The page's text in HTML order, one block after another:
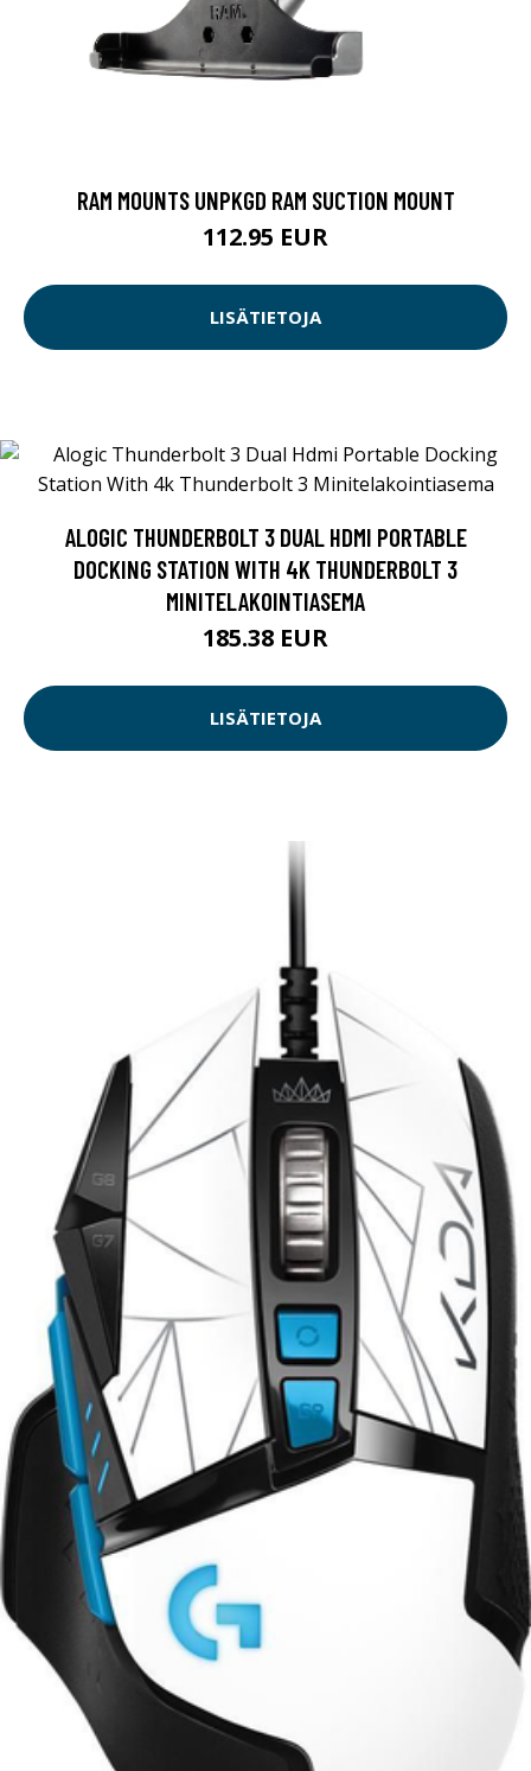
RAM MOUNTS UNPKGD RAM SUCTION MOUNT
112.95 EUR
LISÄTIETOJA
ALOGIC THUNDERBOLT 3 DUAL HDMI PORTABLE
DOCKING STATION WITH 4K THUNDERBOLT 3
MINITELAKOINTIASEMA
185.38 EUR
LISÄTIETOJA